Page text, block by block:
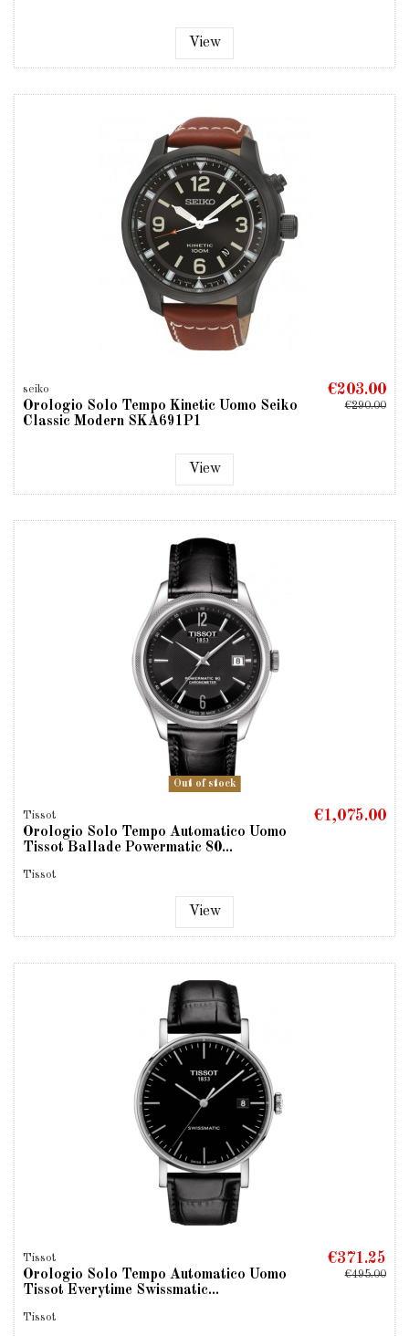
View
seiko
Orologio Solo Tempo Kinetic Uomo Seiko
Classic Modern SKA691P1
€203.00
€290.00
View
Out of stock
Tissot
Orologio Solo Tempo Automatico Uomo
Tissot Ballade Powermatic 80...
Tissot
€1,075.00
View
Tissot
Orologio Solo Tempo Automatico Uomo
Tissot Everytime Swissmatic...
Tissot
€371.25
€495.00